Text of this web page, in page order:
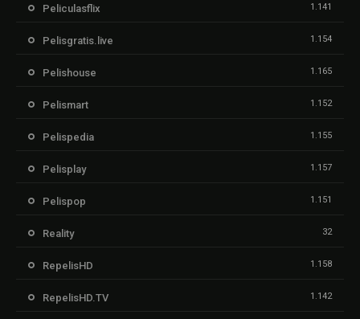
Peliculasflix 1.141
Pelisgratis.live 1.154
Pelishouse 1.165
Pelismart 1.152
Pelispedia 1.155
Pelisplay 1.157
Pelispop 1.151
Reality 32
RepelisHD 1.158
RepelisHD.TV 1.142